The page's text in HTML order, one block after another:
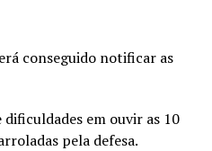
conseguido notificar as
em ouvir as 10
pela defesa.